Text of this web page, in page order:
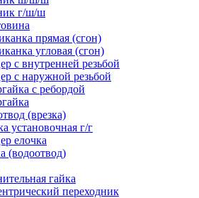
г/ш/ш
прямая (сгон)
угловая (сгон)
с внутренней резьбой
с наружной резьбой
с ребордой
(врезка)
установочная г/г
елочка
(водоотвод)
гайка
переходник